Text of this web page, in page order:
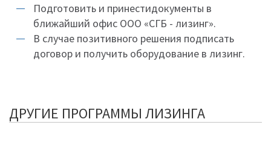
Подготовить и принестидокументы в
ближайший офис ООО «СГБ - лизинг».
В случае позитивного решения подписать
договор и получить оборудование в лизинг.
ДРУГИЕ ПРОГРАММЫ ЛИЗИНГА